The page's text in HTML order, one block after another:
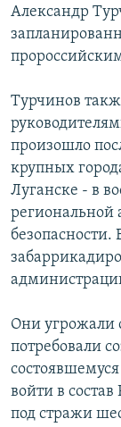
Александр
Турчинов
произошло
крупных
Луганске - в
Они угрожали
потребовали
войти в
под стражи